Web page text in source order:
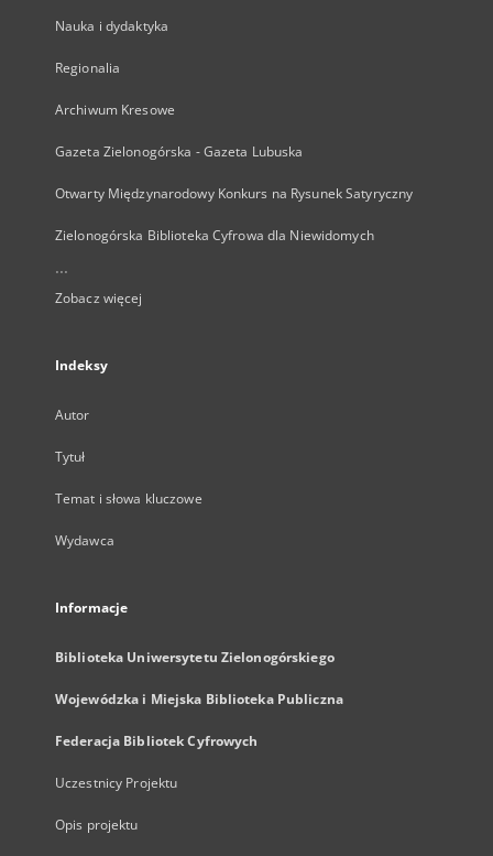
Nauka i dydaktyka
Regionalia
Archiwum Kresowe
Gazeta Zielonogórska - Gazeta Lubuska
Otwarty Międzynarodowy Konkurs na Rysunek Satyryczny
Zielonogórska Biblioteka Cyfrowa dla Niewidomych
...
Zobacz więcej
Indeksy
Autor
Tytuł
Temat i słowa kluczowe
Wydawca
Informacje
Biblioteka Uniwersytetu Zielonogórskiego
Wojewódzka i Miejska Biblioteka Publiczna
Federacja Bibliotek Cyfrowych
Uczestnicy Projektu
Opis projektu